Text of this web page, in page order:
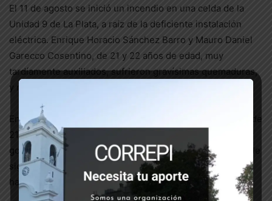
El 11 de agosto se inició un incendio en una celda de la
Unidad 9 de La Plata, a raíz de la deficiente instalación
eléctrica. Enrique Horacio Sánchez Barro y Mauro Daniel
Garecco Cosentino, de 21 y 22 años de edad, muy
tardíamente auxiliados, sufrieron gravísimas quemaduras,
y murieron el 18 y el 22 de agosto.
En San Lorenzo, provincia de Santa Fe, Cristian Álvarez, de
21 años, arrebató una cartera en la calle. Fue alcanzado y
golpeado por vecinos que lo entregaron a la policía, que le
siguió pegando. A poco de ingresar a la comisaría 7ª, sin
haber recibido atención médica, murió.